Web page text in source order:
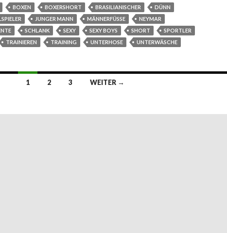
BOXEN BOXERSHORT BRASILIANISCHER
DÜNN
JUNGER MANN MÄNNERFÜSSE
NEYMAR
SCHLANK SEXY SEXY BOYS SHORT
SPORTLER
TRAINIEREN TRAINING UNTERHOSE UNTERWÄSCHE
1 2 3 WEITER →